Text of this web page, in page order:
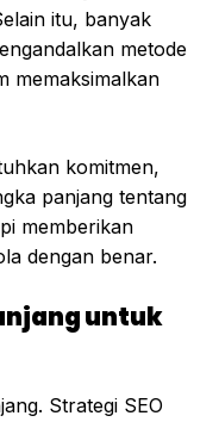
itu, banyak
metode
memaksimalkan
komitmen,
panjang tentang
memberikan
dengan benar.
untuk
Strategi SEO